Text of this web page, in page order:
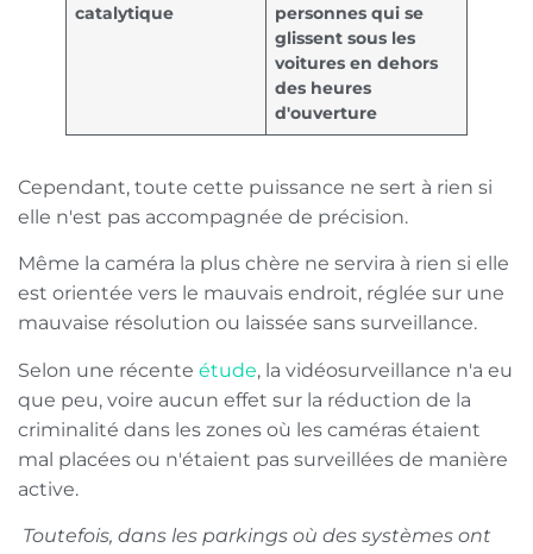
catalytique
personnes qui se
glissent sous les
voitures en dehors
des heures
d'ouverture
Cependant, toute cette puissance ne sert à rien si
elle n'est pas accompagnée de précision.
Même la caméra la plus chère ne servira à rien si elle
est orientée vers le mauvais endroit, réglée sur une
mauvaise résolution ou laissée sans surveillance.
Selon une récente étude, la vidéosurveillance n'a eu
que peu, voire aucun effet sur la réduction de la
criminalité dans les zones où les caméras étaient
mal placées ou n'étaient pas surveillées de manière
active.
Toutefois, dans les parkings où des systèmes ont